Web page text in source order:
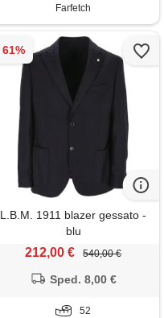
Farfetch
L.B.M. 1911 blazer gessato -
blu
212,00 € 540,00 €
Sped. 8,00 €
52